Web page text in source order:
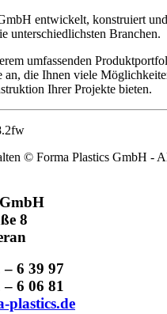
entwickelt, konstruiert
unterschiedlichsten Branchen.
umfassenden
an, die Ihnen viele
Ihrer Projekte bieten.
© Forma Plastics GmbH -
8
6 39 97
6 06 81
plastics.de